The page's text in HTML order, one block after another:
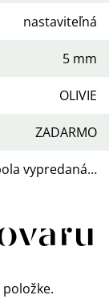
nastaviteľná
5 mm
OLIVIE
ZADARMO
vypredaná…